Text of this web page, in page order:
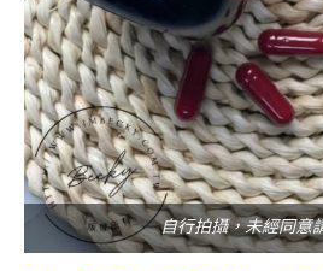
自行拍攝，未經同意